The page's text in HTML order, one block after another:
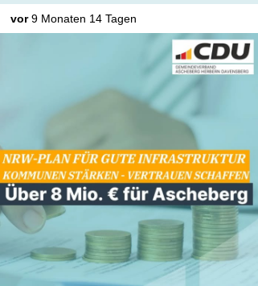
vor9 Monaten 14 Tagen